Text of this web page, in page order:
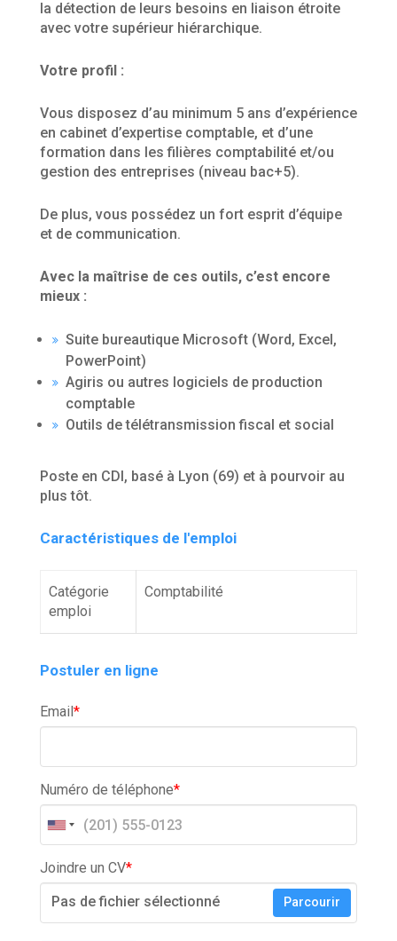
la détection de leurs besoins en liaison étroite
avec votre supérieur hiérarchique.
Votre profil :
Vous disposez d’au minimum 5 ans d’expérience
en cabinet d’expertise comptable, et d’une
formation dans les filières comptabilité et/ou
gestion des entreprises (niveau bac+5).
De plus, vous possédez un fort esprit d’équipe
et de communication.
Avec la maîtrise de ces outils, c’est encore
mieux :
Suite bureautique Microsoft (Word, Excel,
PowerPoint)
Agiris ou autres logiciels de production
comptable
Outils de télétransmission fiscal et social
Poste en CDI, basé à Lyon (69) et à pourvoir au
plus tôt.
Caractéristiques de l'emploi
Catégorie
emploi
Comptabilité
Postuler en ligne
Email*
Numéro de téléphone*
Joindre un CV*
Pas de fichier sélectionné
Parcourir